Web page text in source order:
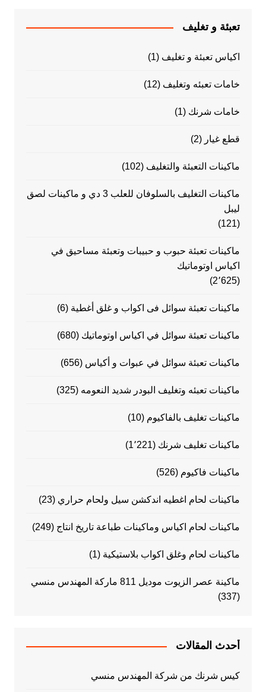
تعبئة و تغليف
اكياس تعبئة و تغليف (1)
خامات تعبئه وتغليف (12)
خامات شرنك (1)
قطع غيار (2)
ماكينات التعبئة والتغليف (102)
ماكينات التغليف بالسلوفان للعلب 3 دي و ماكينات لصق
ليبل
(121)
ماكينات تعبئة حبوب و حبيبات وتعبئة مساحيق في
اكياس اوتوماتيك
(2٬625)
ماكينات تعبئة سوائل فى اكواب و غلق أغطية (6)
ماكينات تعبئة سوائل في اكياس اوتوماتيك (680)
ماكينات تعبئة سوائل في عبوات و أكياس (656)
ماكينات تعبئه وتغليف البودر شديد النعومه (325)
ماكينات تغليف بالفاكيوم (10)
ماكينات تغليف شرنك (1٬221)
ماكينات فاكيوم (526)
ماكينات لحام اغطيه اندكشن سيل ولحام حراري (23)
ماكينات لحام اكياس وماكينات طباعة تاريخ انتاج (249)
ماكينات لحام وغلق اكواب بلاستيكية (1)
ماكينة عصر الزيوت موديل 811 ماركة المهندس منسي
(337)
أحدث المقالات
كيس شرنك من شركة المهندس منسي